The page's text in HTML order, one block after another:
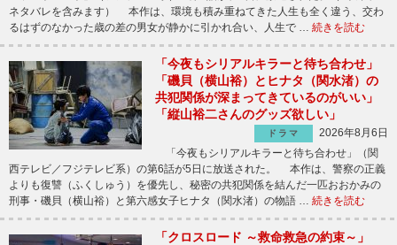
ネタバレを含みます） 本作は、環境も積み重ねてきた人生も全く違う、交わ
るはずのなかった歳の差の男女が静かに引かれ合い、人生で … 続きを読む
「今夜もシリアルキラーと待ち合わせ」
「磯貝（横山裕）とヒナタ（関水渚）の
共犯関係が深まってきているのがいい」
「縦山裕二さんのグッズ欲しい」
ドラマ
2026年8月6日
「今夜もシリアルキラーと待ち合わせ」（関
西テレビ／フジテレビ系）の第6話が5日に放送された。 本作は、警察の正義
よりも復讐（ふくしゅう）を優先し、秘密の共犯関係を結んだ一匹おおかみの
刑事・磯貝（横山裕）と第六感女子ヒナタ（関水渚）の物語 … 続きを読む
「クロスロード ～救命救急の約束～」